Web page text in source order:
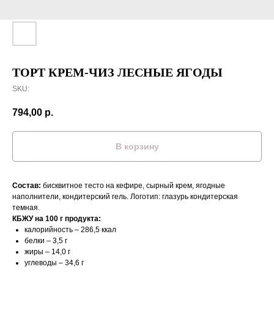
ТОРТ КРЕМ-ЧИЗ ЛЕСНЫЕ ЯГОДЫ
SKU:
794,00 р.
В корзину
Состав: бисквитное тесто на кефире, сырный крем, ягодные
наполнители, кондитерский гель. Логотип: глазурь кондитерская
темная.
КБЖУ на 100 г продукта:
калорийность – 286,5 ккал
белки – 3,5 г
жиры – 14,0 г
углеводы – 34,6 г